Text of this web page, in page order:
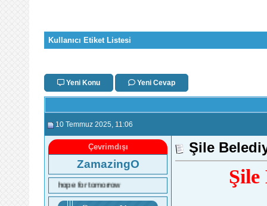
Kullanıcı Etiket Listesi
Yeni Konu Yeni Cevap
10 Temmuz 2025 , 11:06
Çevrimdışı
ZamazingO
hope for tomorrow
Şile
Şile